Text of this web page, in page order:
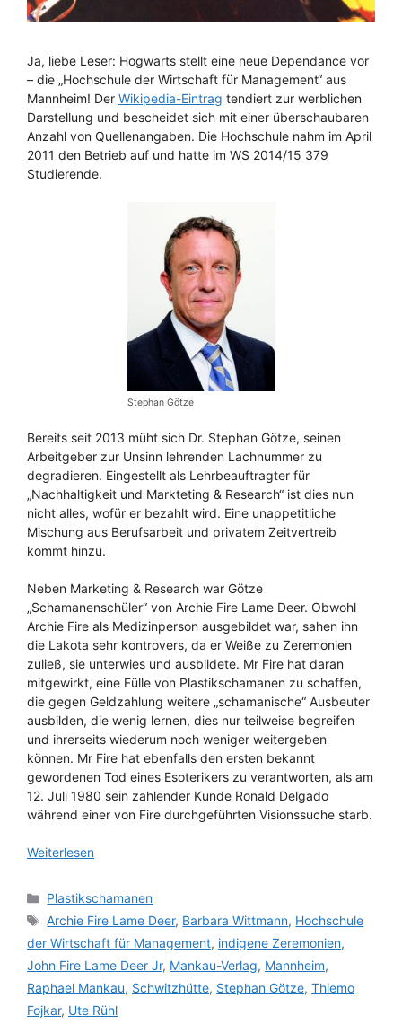
Ja, liebe Leser: Hogwarts stellt eine neue Dependance vor
– die „Hochschule der Wirtschaft für Management“ aus
Mannheim! Der Wikipedia-Eintrag tendiert zur werblichen
Darstellung und bescheidet sich mit einer überschaubaren
Anzahl von Quellenangaben. Die Hochschule nahm im April
2011 den Betrieb auf und hatte im WS 2014/15 379
Studierende.
Stephan Götze
Bereits seit 2013 müht sich Dr. Stephan Götze, seinen
Arbeitgeber zur Unsinn lehrenden Lachnummer zu
degradieren. Eingestellt als Lehrbeauftragter für
„Nachhaltigkeit und Markteting & Research“ ist dies nun
nicht alles, wofür er bezahlt wird. Eine unappetitliche
Mischung aus Berufsarbeit und privatem Zeitvertreib
kommt hinzu.
Neben Marketing & Research war Götze
„Schamanenschüler“ von Archie Fire Lame Deer. Obwohl
Archie Fire als Medizinperson ausgebildet war, sahen ihn
die Lakota sehr kontrovers, da er Weiße zu Zeremonien
zuließ, sie unterwies und ausbildete. Mr Fire hat daran
mitgewirkt, eine Fülle von Plastikschamanen zu schaffen,
die gegen Geldzahlung weitere „schamanische“ Ausbeuter
ausbilden, die wenig lernen, dies nur teilweise begreifen
und ihrerseits wiederum noch weniger weitergeben
können. Mr Fire hat ebenfalls den ersten bekannt
gewordenen Tod eines Esoterikers zu verantworten, als am
12. Juli 1980 sein zahlender Kunde Ronald Delgado
während einer von Fire durchgeführten Visionssuche starb.
Weiterlesen
Kategorien
Plastikschamanen
Schlagwörter
Archie Fire Lame Deer, Barbara Wittmann, Hochschule
der Wirtschaft für Management, indigene Zeremonien,
John Fire Lame Deer Jr, Mankau-Verlag, Mannheim,
Raphael Mankau, Schwitzhütte, Stephan Götze, Thiemo
Fojkar, Ute Rühl